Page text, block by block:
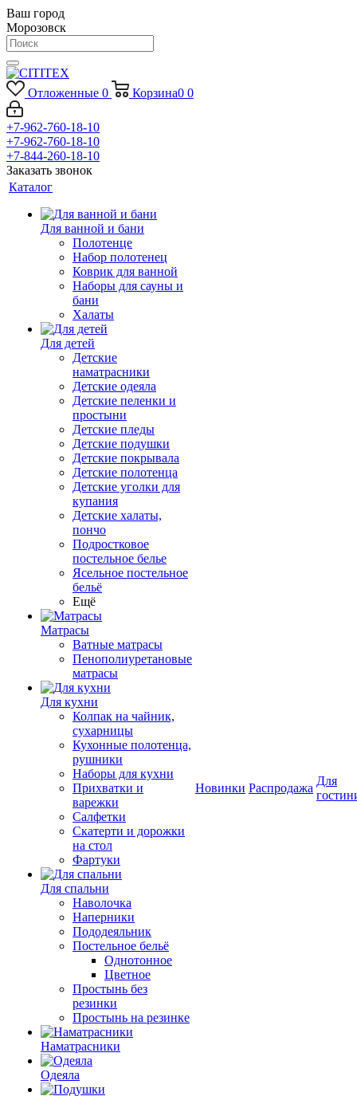
Ваш город
Морозовск
Отложенные 0 Корзина0 0
+7-962-760-18-10
+7-962-760-18-10
+7-844-260-18-10
Заказать звонок
Каталог
Для ванной и бани
Полотенце
Набор полотенец
Коврик для ванной
Наборы для сауны и
бани
Халаты
Для детей
Детские
наматрасники
Детские одеяла
Детские пеленки и
простыни
Детские пледы
Детские подушки
Детские покрывала
Детские полотенца
Детские уголки для
купания
Детские халаты,
пончо
Подростковое
постельное белье
Ясельное постельное
бельё
Ещё
Матрасы
Ватные матрасы
Пенополиуретановые
матрасы
Для кухни
Колпак на чайник,
сухарницы
Кухонные полотенца,
рушники
Наборы для кухни
Прихватки и
варежки
Салфетки
Скатерти и дорожки
на стол
Фартуки
Для спальни
Наволочка
Наперники
Пододеяльник
Постельное бельё
Однотонное
Цветное
Простынь без
резинки
Простынь на резинке
Наматрасники
Одеяла
Новинки Распродажа
Для